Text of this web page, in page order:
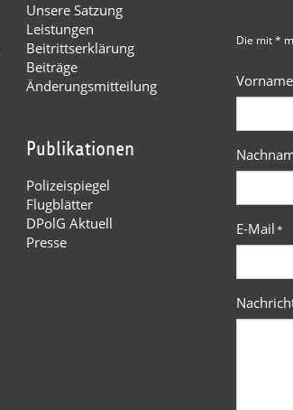
Unsere Satzung
Leistungen
Beitrittserklärung
Beiträge
Änderungsmitteilung
Publikationen
Polizeispiegel
Flugblätter
DPolG Aktuell
Presse
Die mit *
Vorname
E-Mail*